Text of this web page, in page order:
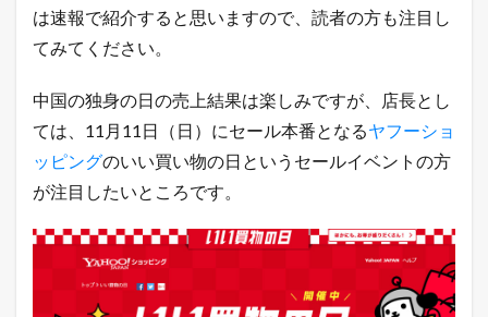
ト
シ
ョ
の
書
が
こ
こ
に
は
書
は速報で紹介すると思いますので、読者の方も注目し
てみてください。
中国の独身の日の売上結果は楽しみですが、店長とし
ては、11月11日（日）にセール本番となるヤフーショ
ッピングのいい買い物の日というセールイベントの方
が注目したいところです。